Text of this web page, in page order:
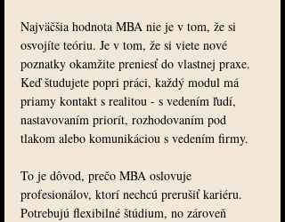
Najväčšia hodnota MBA nie je v tom, že si
osvojíte teóriu. Je v tom, že si viete nové
poznatky okamžite preniesť do vlastnej praxe.
Keď študujete popri práci, každý modul má
priamy kontakt s realitou - s vedením ľudí,
nastavovaním priorít, rozhodovaním pod
tlakom alebo komunikáciou s vedením firmy.
To je dôvod, prečo MBA oslovuje
profesionálov, ktorí nechcú prerušiť kariéru.
Potrebujú flexibilné štúdium, no zároveň